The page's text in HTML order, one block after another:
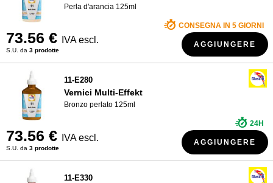
Perla d'arancia 125ml
73.56 € IVA escl.
S.U. da 3 prodotte
CONSEGNA IN 5 GIORNI
AGGIUNGERE
11-E280
Vernici Multi-Effekt
Bronzo perlato 125ml
73.56 € IVA escl.
S.U. da 3 prodotte
24H
AGGIUNGERE
11-E330